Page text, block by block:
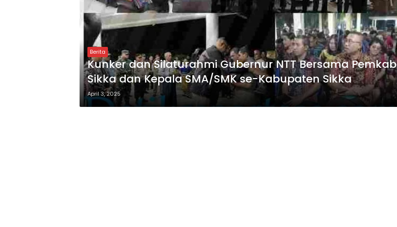
Berita
Kunker dan Silaturahmi Gubernur NTT Bersama Pemkab
Sikka dan Kepala SMA/SMK se-Kabupaten Sikka
April 3, 2025